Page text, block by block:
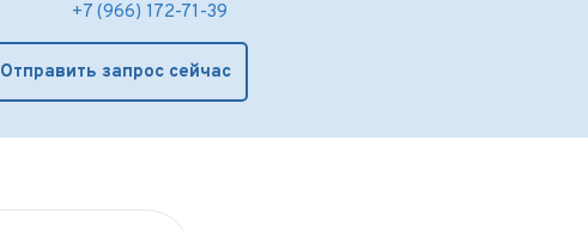
+7 (966) 172-71-39
Отправить запрос сейчас